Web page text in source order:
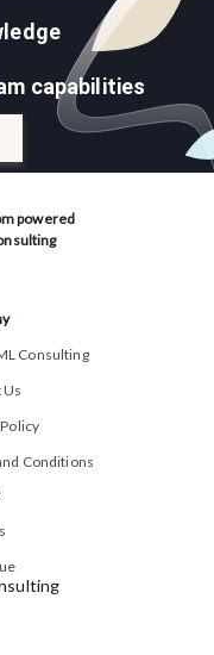
capabilities
powered
Consulting
Us
Conditions